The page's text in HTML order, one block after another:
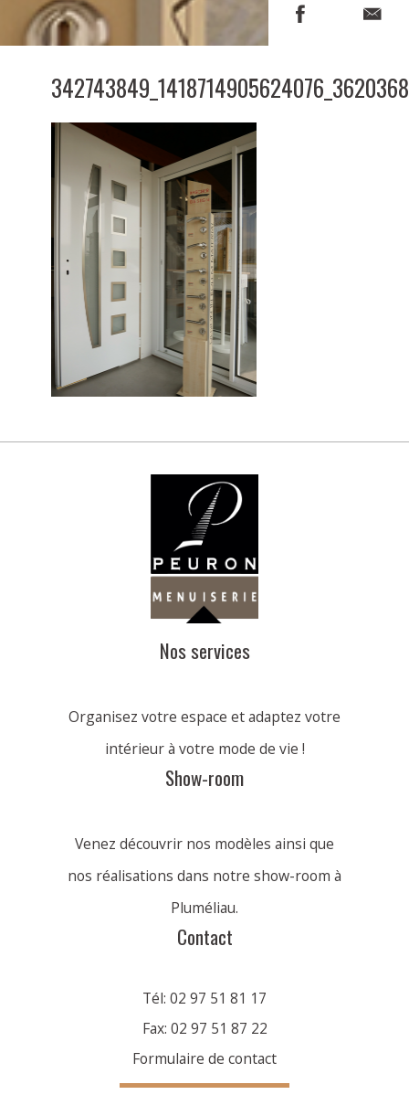
Nos services
Organisez votre espace et adaptez votre
intérieur à votre mode de vie !
Show-room
Venez découvrir nos modèles ainsi que
nos réalisations dans notre show-room à
Pluméliau.
Contact
Tél: 02 97 51 81 17
Fax: 02 97 51 87 22
Formulaire de contact